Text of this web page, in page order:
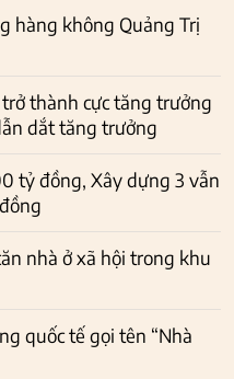
hàng không Quảng Trị
thành cực tăng trưởng
dắt tăng trưởng
tỷ đồng, Xây dựng 3 vẫn
nhà ở xã hội trong khu
quốc tế gọi tên “Nhà